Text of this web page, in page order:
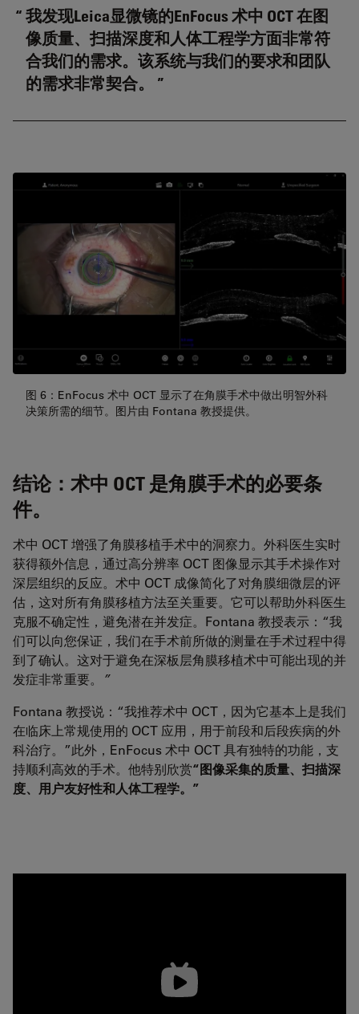
我发现Leica显微镜的EnFocus 术中 OCT 在图
像质量、扫描深度和人体工程学方面非常符
合我们的需求。该系统与我们的要求和团队
的需求非常契合。
图 6：EnFocus 术中 OCT 显示了在角膜手术中做出明智外科
决策所需的细节。图片由 Fontana 教授提供。
结论：术中 OCT 是角膜手术的必要条
件。
术中 OCT 增强了角膜移植手术中的洞察力。外科医生实时
获得额外信息，通过高分辨率 OCT 图像显示其手术操作对
深层组织的反应。术中 OCT 成像简化了对角膜细微层的评
估，这对所有角膜移植方法至关重要。它可以帮助外科医生
克服不确定性，避免潜在并发症。Fontana 教授表示：“我
们可以向您保证，我们在手术前所做的测量在手术过程中得
到了确认。这对于避免在深板层角膜移植术中可能出现的并
发症非常重要。
”
Fontana 教授说：“我推荐术中 OCT，因为它基本上是我们
在临床上常规使用的 OCT 应用，用于前段和后段疾病的外
科治疗。”此外，EnFocus 术中 OCT 具有独特的功能，支
持顺利高效的手术。他特别欣赏“图像采集的质量、扫描深
度、用户友好性和人体工程学。”